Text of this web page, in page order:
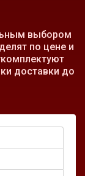
выбором
по цене и
доставки до